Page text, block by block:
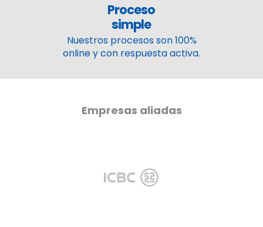
Proceso
simple
Nuestros procesos son 100%
online y con respuesta activa.
Empresas aliadas